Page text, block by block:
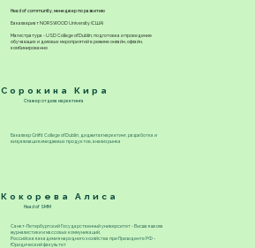
Head of community, менеджер по развитию
Бакалавриат NORSWOOD University (США)
Магистратура - USD College of Dublin, подготовка и проведение
обучающих и деловых мероприятий в режиме онлайн, офлайн,
комбинированно
Стажер отдела маркетинга
Бакалавр Griffit College of Dublin, диджитал маркетинг, разработка и
визуализация имиджевых продуктов, анализ рынка
Сорокина Кира
Head of SMM
Санкт-Петербургский Государственный университет - Высшая школа
журналистики и массовых коммуникаций,
Российская академия народного хозяйства при Президенте РФ -
Юридический факультет
Кокорева Алиса